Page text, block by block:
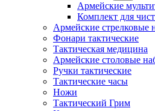
Армейские
Комплект для
Армейские стрелковые
Фонари тактические
Тактическая медицина
Армейские столовые
Ручки тактические
Тактические часы
Ножи
Тактический Грим